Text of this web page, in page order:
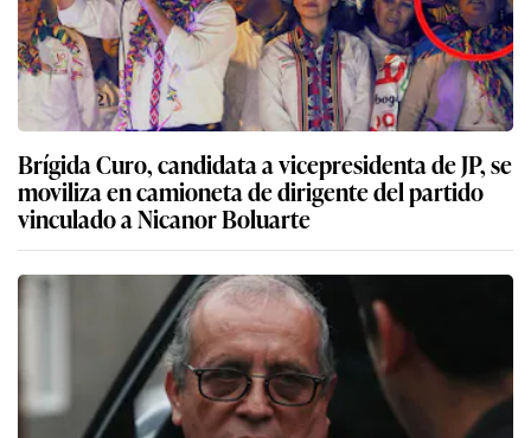
Brígida Curo, candidata a vicepresidenta de JP, se
moviliza en camioneta de dirigente del partido
vinculado a Nicanor Boluarte